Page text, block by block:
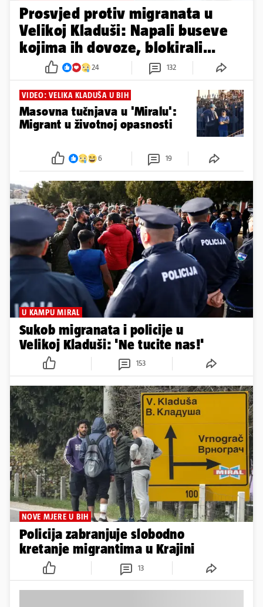
Prosvjed protiv migranata u
Velikoj Kladuši: Napali buseve
kojima ih dovoze, blokirali
cestu
24 132
VIDEO: VELIKA KLADUŠA U BIH
Masovna tučnjava u 'Miralu':
Migrant u životnoj opasnosti
6 19
U KAMPU MIRAL
Sukob migranata i policije u
Velikoj Kladuši: 'Ne tucite nas!'
153
NOVE MJERE U BIH
Policija zabranjuje slobodno
kretanje migrantima u Krajini
13